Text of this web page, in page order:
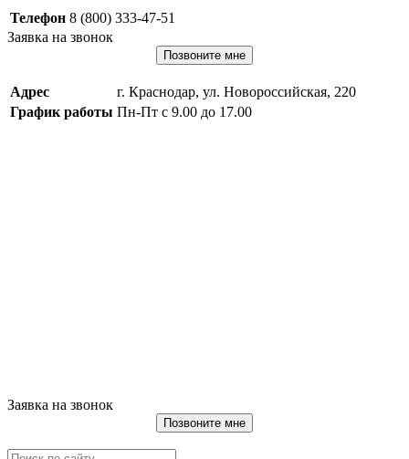
Телефон 8 (800) 333-47-51
Заявка на звонок
Позвоните мне
Адрес
г. Краснодар, ул. Новороссийская, 220
График работы Пн-Пт с 9.00 до 17.00
Заявка на звонок
Позвоните мне